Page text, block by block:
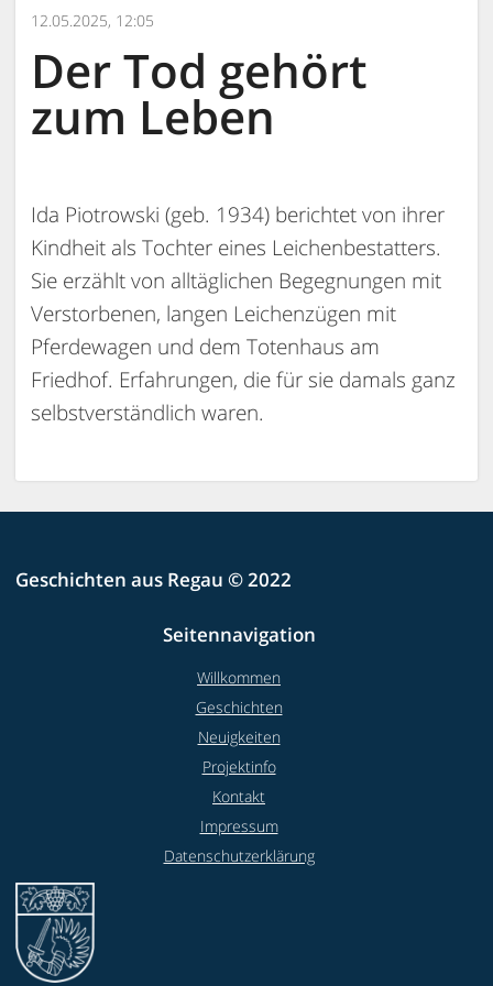
12.05.2025, 12:05
Der Tod gehört
zum Leben
Ida Piotrowski (geb. 1934) berichtet von ihrer
Kindheit als Tochter eines Leichenbestatters.
Sie erzählt von alltäglichen Begegnungen mit
Verstorbenen, langen Leichenzügen mit
Pferdewagen und dem Totenhaus am
Friedhof. Erfahrungen, die für sie damals ganz
selbstverständlich waren.
Geschichten aus Regau © 2022
Seitennavigation
Willkommen
Geschichten
Neuigkeiten
Projektinfo
Kontakt
Impressum
Datenschutzerklärung